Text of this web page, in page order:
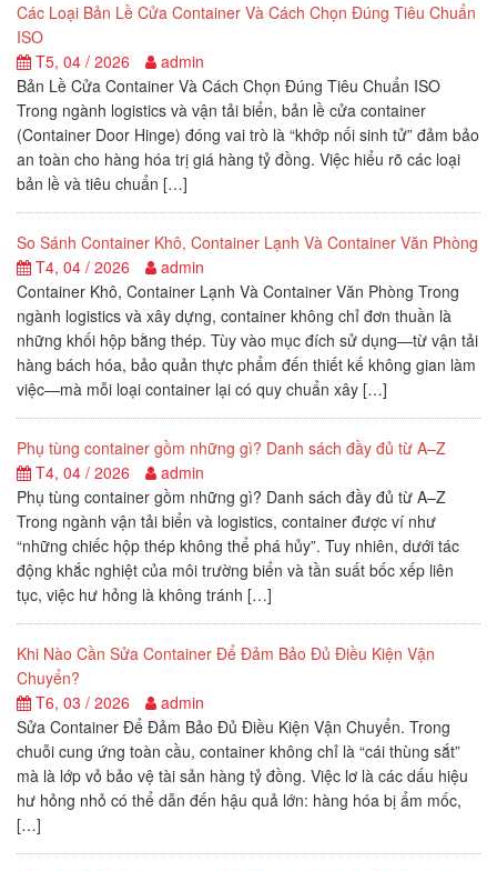
Các Loại Bản Lề Cửa Container Và Cách Chọn Đúng Tiêu Chuẩn
ISO
T5, 04 / 2026
admin
Bản Lề Cửa Container Và Cách Chọn Đúng Tiêu Chuẩn ISO
Trong ngành logistics và vận tải biển, bản lề cửa container
(Container Door Hinge) đóng vai trò là “khớp nối sinh tử” đảm bảo
an toàn cho hàng hóa trị giá hàng tỷ đồng. Việc hiểu rõ các loại
bản lề và tiêu chuẩn […]
So Sánh Container Khô, Container Lạnh Và Container Văn Phòng
T4, 04 / 2026
admin
Container Khô, Container Lạnh Và Container Văn Phòng Trong
ngành logistics và xây dựng, container không chỉ đơn thuần là
những khối hộp bằng thép. Tùy vào mục đích sử dụng—từ vận tải
hàng bách hóa, bảo quản thực phẩm đến thiết kế không gian làm
việc—mà mỗi loại container lại có quy chuẩn xây […]
Phụ tùng container gồm những gì? Danh sách đầy đủ từ A–Z
T4, 04 / 2026
admin
Phụ tùng container gồm những gì? Danh sách đầy đủ từ A–Z
Trong ngành vận tải biển và logistics, container được ví như
“những chiếc hộp thép không thể phá hủy”. Tuy nhiên, dưới tác
động khắc nghiệt của môi trường biển và tần suất bốc xếp liên
tục, việc hư hỏng là không tránh […]
Khi Nào Cần Sửa Container Để Đảm Bảo Đủ Điều Kiện Vận
Chuyển?
T6, 03 / 2026
admin
Sửa Container Để Đảm Bảo Đủ Điều Kiện Vận Chuyển. Trong
chuỗi cung ứng toàn cầu, container không chỉ là “cái thùng sắt”
mà là lớp vỏ bảo vệ tài sản hàng tỷ đồng. Việc lơ là các dấu hiệu
hư hỏng nhỏ có thể dẫn đến hậu quả lớn: hàng hóa bị ẩm mốc,
[…]